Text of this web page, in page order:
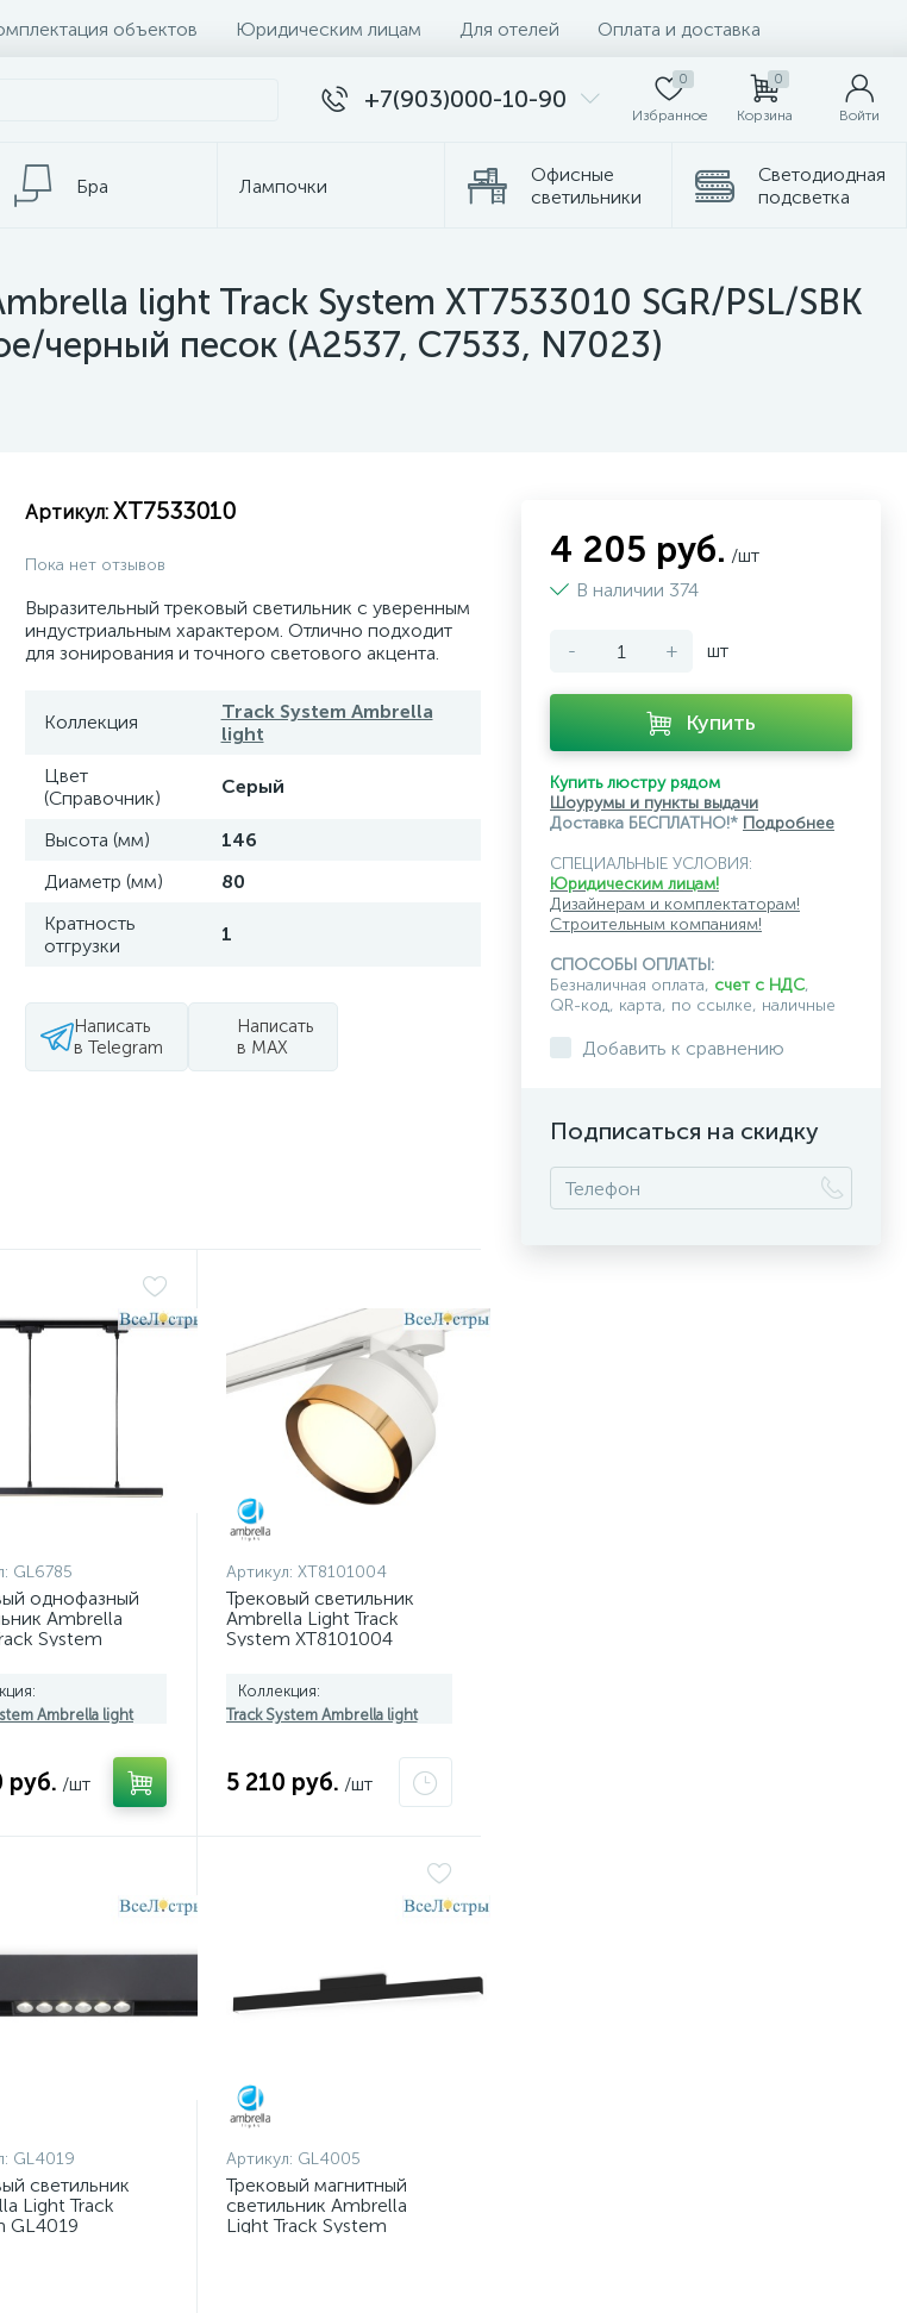
объектов Юридическим лицам Для отелей Оплата и доставка
+7(903)000-10-90
0
Избранное
0
Корзина Войти
Бра Лампочки
Офисные
светильники
Светодиодная
подсветка
лампы
light Track System XT7533010 SGR/PSL/SBK
черный песок (A2537, C7533, N7023)
Артикул: XT7533010
Пока нет отзывов
Выразительный трековый светильник с уверенным
индустриальным характером. Отлично подходит
для зонирования и точного светового акцента.
Коллекция
Track System Ambrella
light
Цвет
(Справочник)
Серый
Высота (мм)
146
Диаметр (мм)
80
Кратность
отгрузки
1
Написать
в Telegram
Написать
в MAX
GL6785
однофазный
Ambrella
System
Ambrella light
руб. /шт
Артикул: XT8101004
Трековый светильник
Ambrella Light Track
System XT8101004
N8124)
Коллекция:
Track System Ambrella light
5 210 руб. /шт
GL4019
светильник
Light Track
GL4019
Артикул: GL4005
Трековый магнитный
светильник Ambrella
Light Track System
4 205 руб. /шт
В наличии 374
- + шт
Купить
Купить люстру рядом
Шоурумы и пункты выдачи
Доставка БЕСПЛАТНО!* Подробнее
СПЕЦИАЛЬНЫЕ УСЛОВИЯ:
Юридическим лицам!
Дизайнерам и комплектаторам!
Строительным компаниям!
СПОСОБЫ ОПЛАТЫ:
Безналичная оплата, счет с НДС,
QR-код, карта, по ссылке, наличные
Добавить к сравнению
Подписаться на скидку